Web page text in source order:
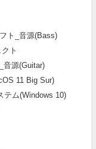
ト_音源(Bass)
ト
音源(Guitar)
11 Big Sur)
テム(Windows 10)